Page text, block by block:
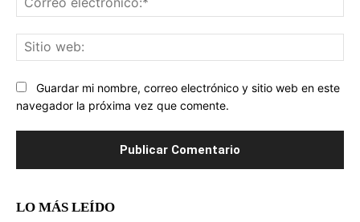
Guardar mi nombre, correo electrónico y sitio web en este
navegador la próxima vez que comente.
LO MÁS LEÍDO